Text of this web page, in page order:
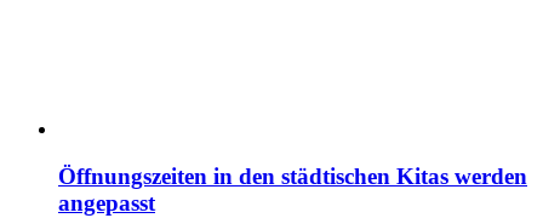
Öffnungszeiten in den städtischen Kitas werden
angepasst